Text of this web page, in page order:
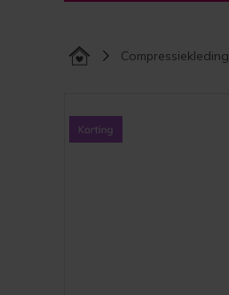
Compressiekleding